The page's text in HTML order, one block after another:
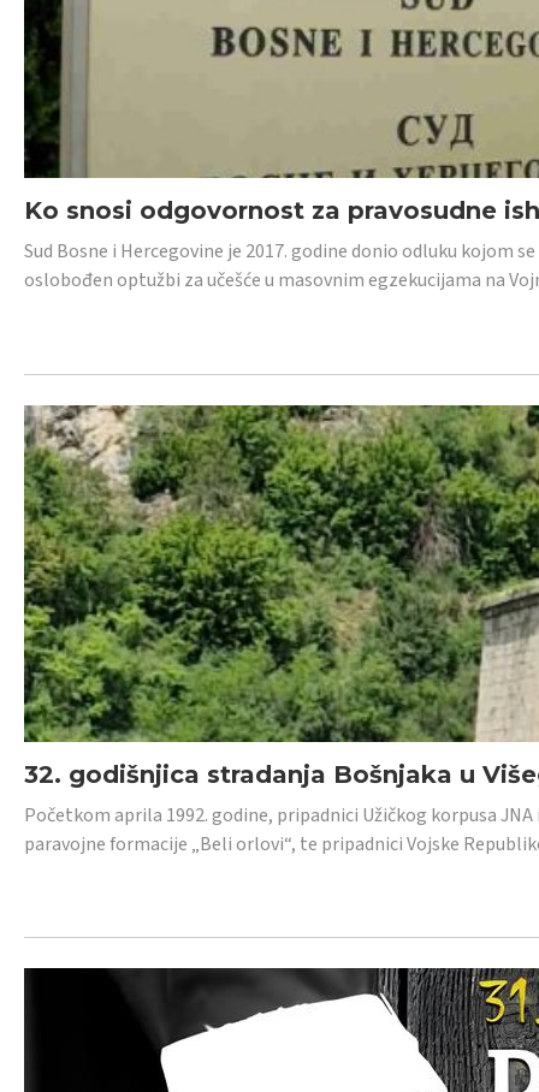
Ko snosi odgovornost za pravosudne
Sud Bosne i Hercegovine je 2017. godine donio odluku kojom
oslobođen optužbi za učešće u masovnim egzekucijama na
32. godišnjica stradanja Bošnjaka u
Početkom aprila 1992. godine, pripadnici Užičkog korpusa
paravojne formacije „Beli orlovi“, te pripadnici Vojske